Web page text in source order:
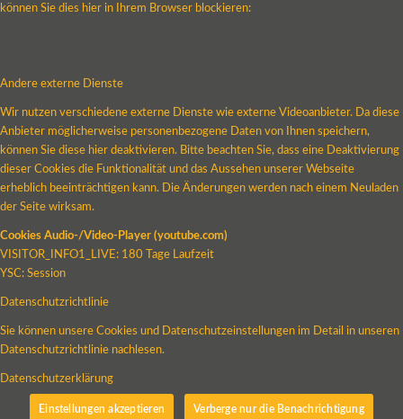
können Sie dies hier in Ihrem Browser blockieren:
Andere externe Dienste
Wir nutzen verschiedene externe Dienste wie externe Videoanbieter. Da diese
Anbieter möglicherweise personenbezogene Daten von Ihnen speichern,
können Sie diese hier deaktivieren. Bitte beachten Sie, dass eine Deaktivierung
dieser Cookies die Funktionalität und das Aussehen unserer Webseite
erheblich beeinträchtigen kann. Die Änderungen werden nach einem Neuladen
der Seite wirksam.
Cookies Audio-/Video-Player (youtube.com)
VISITOR_INFO1_LIVE: 180 Tage Laufzeit
YSC: Session
Datenschutzrichtlinie
Sie können unsere Cookies und Datenschutzeinstellungen im Detail in unseren
Datenschutzrichtlinie nachlesen.
Datenschutzerklärung
Einstellungen akzeptieren Verberge nur die Benachrichtigung